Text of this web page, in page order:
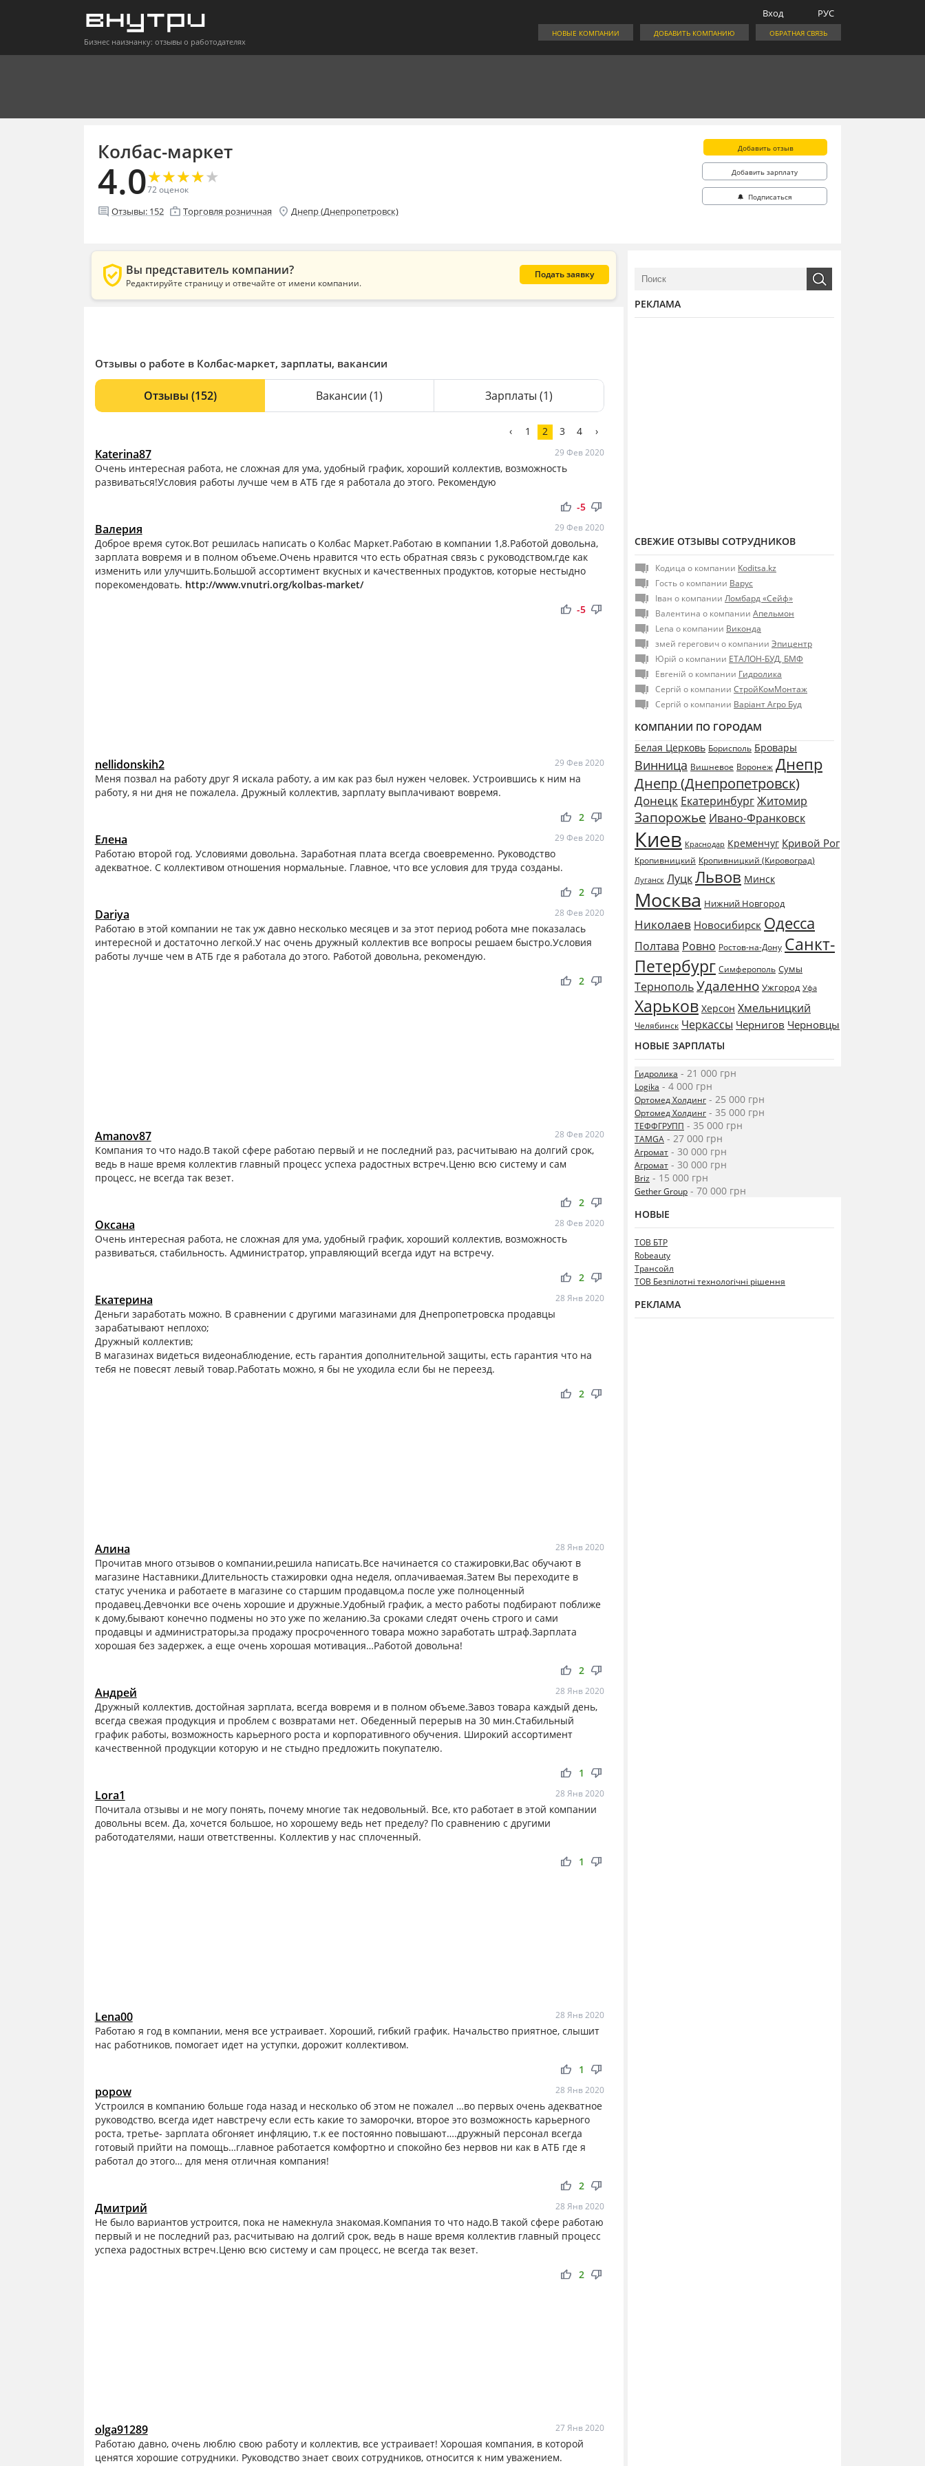
Бизнес наизнанку: отзывы о работодателях
РУС
Вход
ОБРАТНАЯ СВЯЗЬ
ДОБАВИТЬ КОМПАНИЮ
НОВЫЕ КОМПАНИИ
Колбас-маркет
4.0★
★★
★★
★★
★★
★
72оценок
comment Отзывы: 152 enterprise Торговля розничная location_on Днепр (Днепропетровск)
Добавить отзыв
Добавить зарплату
🔔 Подписаться
verified_user Вы представитель компании?
Редактируйте страницу и отвечайте от имени компании.
Подать заявку
Отзывы о работе в Колбас-маркет, зарплаты, вакансии
Отзывы (152) Вакансии (1) Зарплаты (1)
‹ 1 2 3 4 ›
Katerina87 29 Фев 2020
Очень интересная работа, не сложная для ума, удобный график, хороший коллектив, возможность
развиваться!Условия работы лучше чем в АТБ где я работала до этого. Рекомендую
thumb_up thumb_down
-5
Валерия 29 Фев 2020
Доброе время суток.Вот решилась написать о Колбас Маркет.Работаю в компании 1,8.Работой довольна,
зарплата вовремя и в полном объеме.Очень нравится что есть обратная связь с руководством,где как
изменить или улучшить.Большой ассортимент вкусных и качественных продуктов, которые нестыдно
порекомендовать. http://www.vnutri.org/kolbas-market/
thumb_up thumb_down
-5
nellidonskih2 29 Фев 2020
Меня позвал на работу друг Я искала работу, а им как раз был нужен человек. Устроившись к ним на
работу, я ни дня не пожалела. Дружный коллектив, зарплату выплачивают вовремя.
thumb_up thumb_down
2
Елена 29 Фев 2020
Работаю второй год. Условиями довольна. Заработная плата всегда своевременно. Руководство
адекватное. С коллективом отношения нормальные. Главное, что все условия для труда созданы.
thumb_up thumb_down
2
Dariya 28 Фев 2020
Работаю в этой компании не так уж давно несколько месяцев и за этот период робота мне показалась
интересной и достаточно легкой.У нас очень дружный коллектив все вопросы решаем быстро.Условия
работы лучше чем в АТБ где я работала до этого. Работой довольна, рекомендую.
thumb_up thumb_down
2
Amanov87 28 Фев 2020
Компания то что надо.В такой сфере работаю первый и не последний раз, расчитываю на долгий срок,
ведь в наше время коллектив главный процесс успеха радостных встреч.Ценю всю систему и сам
процесс, не всегда так везет.
thumb_up thumb_down
2
Оксана 28 Фев 2020
Очень интересная работа, не сложная для ума, удобный график, хороший коллектив, возможность
развиваться, стабильность. Администратор, управляющий всегда идут на встречу.
thumb_up thumb_down
2
Екатерина 28 Янв 2020
Деньги заработать можно. В сравнении с другими магазинами для Днепропетровска продавцы
зарабатывают неплохо;
Дружный коллектив;
В магазинах видеться видеонаблюдение, есть гарантия дополнительной защиты, есть гарантия что на
тебя не повесят левый товар.Работать можно, я бы не уходила если бы не переезд.
thumb_up thumb_down
2
Алина 28 Янв 2020
Прочитав много отзывов о компании,решила написать.Все начинается со стажировки,Вас обучают в
магазине Наставники.Длительность стажировки одна неделя, оплачиваемая.Затем Вы переходите в
статус ученика и работаете в магазине со старшим продавцом,а после уже полноценный
продавец.Девчонки все очень хорошие и дружные.Удобный график, а место работы подбирают поближе
к дому,бывают конечно подмены но это уже по желанию.За сроками следят очень строго и сами
продавцы и администраторы,за продажу просроченного товара можно заработать штраф.Зарплата
хорошая без задержек, а еще очень хорошая мотивация…Работой довольна!
thumb_up thumb_down
2
Андрей 28 Янв 2020
Дружный коллектив, достойная зарплата, всегда вовремя и в полном объеме.Завоз товара каждый день,
всегда свежая продукция и проблем с возвратами нет. Обеденный перерыв на 30 мин.Стабильный
график работы, возможность карьерного роста и корпоративного обучения. Широкий ассортимент
качественной продукции которую и не стыдно предложить покупателю.
thumb_up thumb_down
1
Lora1 28 Янв 2020
Почитала отзывы и не могу понять, почему многие так недовольный. Все, кто работает в этой компании
довольны всем. Да, хочется большое, но хорошему ведь нет пределу? По сравнению с другими
работодателями, наши ответственны. Коллектив у нас сплоченный.
thumb_up thumb_down
1
Lena00 28 Янв 2020
Работаю я год в компании, меня все устраивает. Хороший, гибкий график. Начальство приятное, слышит
нас работников, помогает идет на уступки, дорожит коллективом.
thumb_up thumb_down
1
popow 28 Янв 2020
Устроился в компанию больше года назад и несколько об этом не пожалел …во первых очень адекватное
руководство, всегда идет навстречу если есть какие то заморочки, второе это возможность карьерного
роста, третье- зарплата обгоняет инфляцию, т.к ее постоянно повышают….дружный персонал всегда
готовый прийти на помощь…главное работается комфортно и спокойно без нервов ни как в АТБ где я
работал до этого… для меня отличная компания!
thumb_up thumb_down
2
Дмитрий 28 Янв 2020
Не было вариантов устроится, пока не намекнула знакомая.Компания то что надо.В такой сфере работаю
первый и не последний раз, расчитываю на долгий срок, ведь в наше время коллектив главный процесс
успеха радостных встреч.Ценю всю систему и сам процесс, не всегда так везет.
thumb_up thumb_down
2
olga91289 27 Янв 2020
Работаю давно, очень люблю свою работу и коллектив, все устраивает! Хорошая компания, в которой
ценятся хорошие сотрудники. Руководство знает своих сотрудников, относится к ним уважением.
РЕКЛАМА
СВЕЖИЕ ОТЗЫВЫ СОТРУДНИКОВ
Кодица о компании Koditsa.kz
Гость о компании Варус
Іван о компании Ломбард «Сейф»
Валентина о компании Апельмон
Lena о компании Виконда
змей герегович о компании Эпицентр
Юрій о компании ЕТАЛОН-БУД, БМФ
Евгеній о компании Гидролика
Сергій о компании СтройКомМонтаж
Сергій о компании Варіант Агро Буд
КОМПАНИИ ПО ГОРОДАМ
Белая Церковь Борисполь Бровары
Винница Вишневое Воронеж Днепр
Днепр (Днепропетровск)
Донецк ЕкатеринбургЖитомир
Запорожье Ивано-Франковск
Киев Краснодар Кременчуг Кривой Рог
Кропивницкий Кропивницкий (Кировоград)
Луганск ЛуцкЛьвов Минск
Москва Нижний Новгород
Николаев Новосибирск Одесса
Полтава Ровно Ростов-на-Дону Санкт-
Петербург Симферополь Сумы
ТернопольУдаленно Ужгород Уфа
Харьков Херсон Хмельницкий
Челябинск Черкассы Чернигов Черновцы
НОВЫЕ ЗАРПЛАТЫ
Гидролика - 21 000 грн
Logika - 4 000 грн
Ортомед Холдинг - 25 000 грн
Ортомед Холдинг - 35 000 грн
ТЕФФГРУПП - 35 000 грн
TAMGA - 27 000 грн
Агромат - 30 000 грн
Агромат - 30 000 грн
Briz - 15 000 грн
Gether Group - 70 000 грн
НОВЫЕ
ТОВ БТР
Robeauty
Трансойл
ТОВ Безпілотні технологічні рішення
РЕКЛАМА